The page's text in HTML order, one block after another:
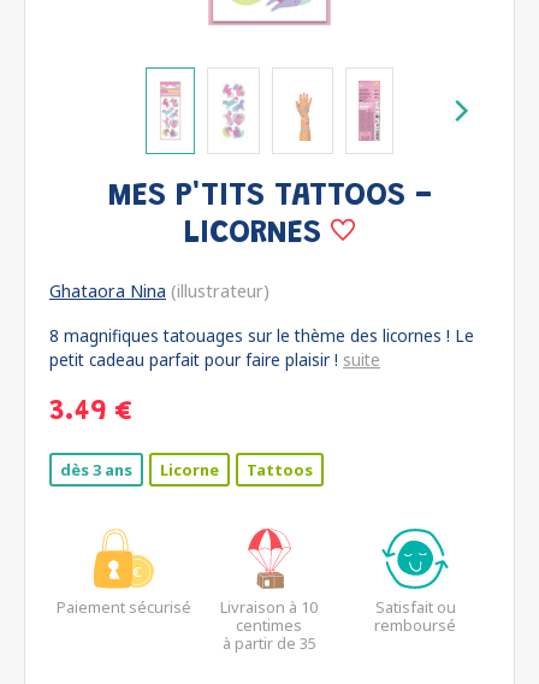
MES P'TITS TATTOOS -
LICORNES
Ghataora Nina (illustrateur)
8 magnifiques tatouages sur le thème des licornes ! Le
petit cadeau parfait pour faire plaisir ! suite
3.49 €
dès 3 ans Licorne Tattoos
Paiement sécurisé
Livraison à 10
centimes
à partir de 35
Satisfait ou
remboursé